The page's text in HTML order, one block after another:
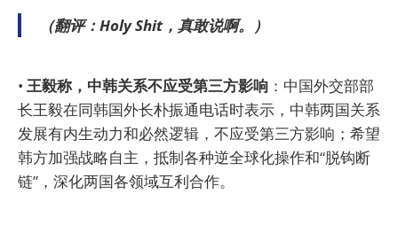
（翻评：Holy Shit，真敢说啊。）
• 王毅称，中韩关系不应受第三方影响 ：中国外交部部
长王毅在同韩国外长朴振通电话时表示，中韩两国关系
发展有内生动力和必然逻辑，不应受第三方影响；希望
韩方加强战略自主，抵制各种逆全球化操作和“脱钩断
链”，深化两国各领域互利合作。